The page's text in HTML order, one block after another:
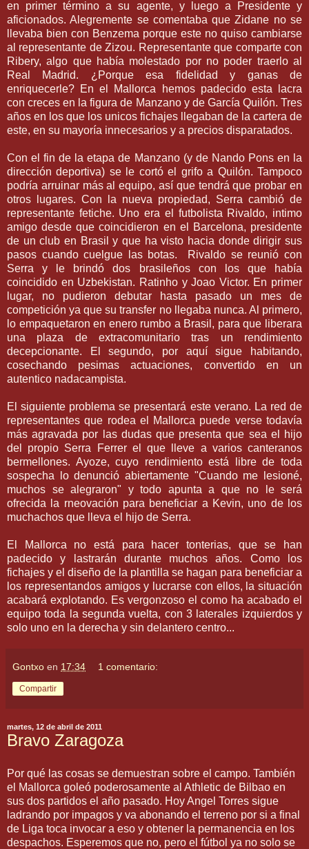
en primer término a su agente, y luego a Presidente y
aficionados. Alegremente se comentaba que Zidane no se
llevaba bien con Benzema porque este no quiso cambiarse
al representante de Zizou. Representante que comparte con
Ribery, algo que había molestado por no poder traerlo al
Real Madrid. ¿Porque esa fidelidad y ganas de
enriquecerle? En el Mallorca hemos padecido esta lacra
con creces en la figura de Manzano y de García Quilón. Tres
años en los que los unicos fichajes llegaban de la cartera de
este, en su mayoría innecesarios y a precios disparatados.
Con el fin de la etapa de Manzano (y de Nando Pons en la
dirección deportiva) se le cortó el grifo a Quilón. Tampoco
podría arruinar más al equipo, así que tendrá que probar en
otros lugares. Con la nueva propiedad, Serra cambió de
representante fetiche. Uno era el futbolista Rivaldo, intimo
amigo desde que coincidieron en el Barcelona, presidente
de un club en Brasil y que ha visto hacia donde dirigir sus
pasos cuando cuelgue las botas. Rivaldo se reunió con
Serra y le brindó dos brasileños con los que había
coincidido en Uzbekistan. Ratinho y Joao Victor. En primer
lugar, no pudieron debutar hasta pasado un mes de
competición ya que su transfer no llegaba nunca. Al primero,
lo empaquetaron en enero rumbo a Brasil, para que liberara
una plaza de extracomunitario tras un rendimiento
decepcionante. El segundo, por aquí sigue habitando,
cosechando pesimas actuaciones, convertido en un
autentico nadacampista.
El siguiente problema se presentará este verano. La red de
representantes que rodea el Mallorca puede verse todavía
más agravada por las dudas que presenta que sea el hijo
del propio Serra Ferrer el que lleve a varios canteranos
bermellones. Ayoze, cuyo rendimiento está libre de toda
sospecha lo denunció abiertamente "Cuando me lesioné,
muchos se alegraron" y todo apunta a que no le será
ofrecida la rneovación para beneficiar a Kevin, uno de los
muchachos que lleva el hijo de Serra.
El Mallorca no está para hacer tonterias, que se han
padecido y lastrarán durante muchos años. Como los
fichajes y el diseño de la plantilla se hagan para beneficiar a
los representandos amigos y lucrarse con ellos, la situación
acabará explotando. Es vergonzoso el como ha acabado el
equipo toda la segunda vuelta, con 3 laterales izquierdos y
solo uno en la derecha y sin delantero centro...
Gontxo en 17:34 1 comentario:
Compartir
martes, 12 de abril de 2011
Bravo Zaragoza
Por qué las cosas se demuestran sobre el campo. También
el Mallorca goleó poderosamente al Athletic de Bilbao en
sus dos partidos el año pasado. Hoy Angel Torres sigue
ladrando por impagos y va abonando el terreno por si a final
de Liga toca invocar a eso y obtener la permanencia en los
despachos. Esperemos que no, pero el fútbol ya no solo se